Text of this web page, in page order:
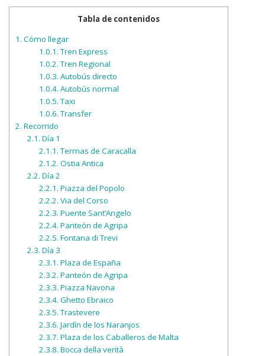
Tabla de contenidos
1. Cómo llegar
1.0.1.Tren Express
1.0.2.Tren Regional
1.0.3. Autobús directo
1.0.4. Autobús normal
1.0.5.Taxi
1.0.6.Transfer
2. Recorrido
2.1. Día 1
2.1.1.Termas de Caracalla
2.1.2. Ostia Antica
2.2. Día 2
2.2.1. Piazza del Popolo
2.2.2. Via del Corso
2.2.3. Puente Sant’Angelo
2.2.4. Panteón de Agripa
2.2.5. Fontana di Trevi
2.3. Día 3
2.3.1. Plaza de España
2.3.2. Panteón de Agripa
2.3.3. Piazza Navona
2.3.4. Ghetto Ebraico
2.3.5.Trastevere
2.3.6. Jardín de los Naranjos
2.3.7. Plaza de los Caballeros de Malta
2.3.8. Bocca della verità